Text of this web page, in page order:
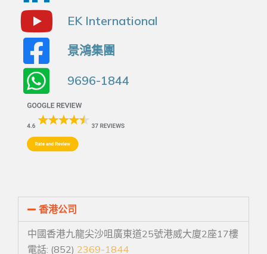
EK International
景鴻集團
9696-1844
香港公司
中國香港九龍尖沙咀廣東道25號港威大廈2座17樓
電話: (852) 2369-1844